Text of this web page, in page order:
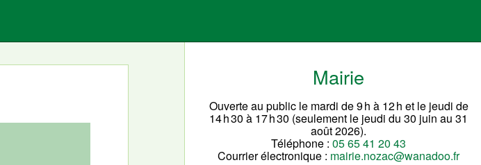
Mairie
Ouverte au public le mardi de 9 h à 12 h et le jeudi de
14 h 30 à 17 h 30 (seulement le jeudi du 30 juin au 31
août 2026).
Téléphone :05 65 41 20 43
Courrier électronique : mairie.nozac@wanadoo.fr